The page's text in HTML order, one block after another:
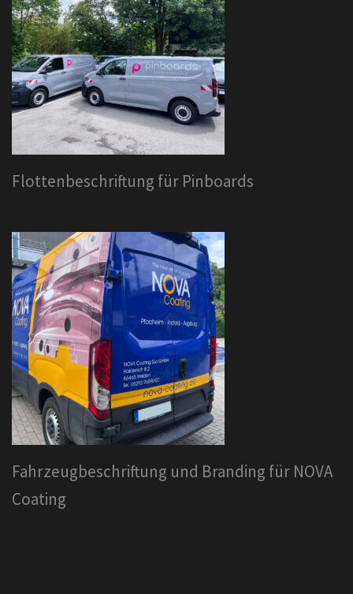
Flottenbeschriftung für Pinboards
Fahrzeugbeschriftung und Branding für NOVA
Coating